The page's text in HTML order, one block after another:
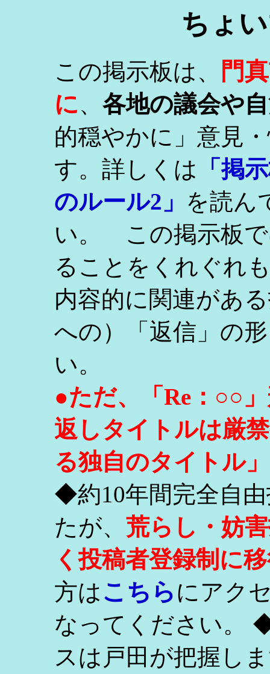
ちょ
この掲示板は、
門
に、 各地の議会や
的穏やかに」意見
す。詳しくは
「掲
のルール2」 を読ん
い。 この掲示板で
ることをくれぐれ
内容的に関連があ
への）「返信」の
い。
●ただ、「Re：○○
返しタイトルは厳
る独自のタイトル
◆約10年間完全自
たが、 荒らし・妨
く投稿者登録制に
方はこちらにアク
なってください。
スは戸田が把握し